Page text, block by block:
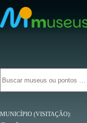
para
o
conteúdo
resultados
MUNICÍPIO (VISITAÇÃO)